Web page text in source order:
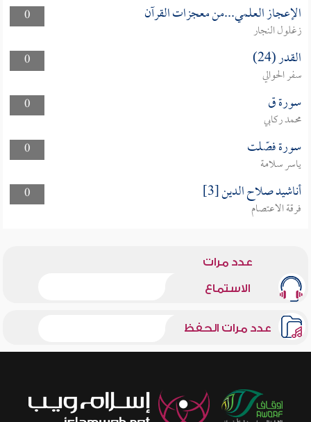
0 الإعجاز العلمي...من معجزات القرآن
زغلول النجار
0
القدر (24)
سفر الحوالي
0
سورة ق
محمد ركابي
0
سورة فصّلت
ياسر سلامة
0
أناشيد صلاح الدين [3]
فرقة الاعتصام
عدد مرات
الاستماع
عدد مرات الحفظ